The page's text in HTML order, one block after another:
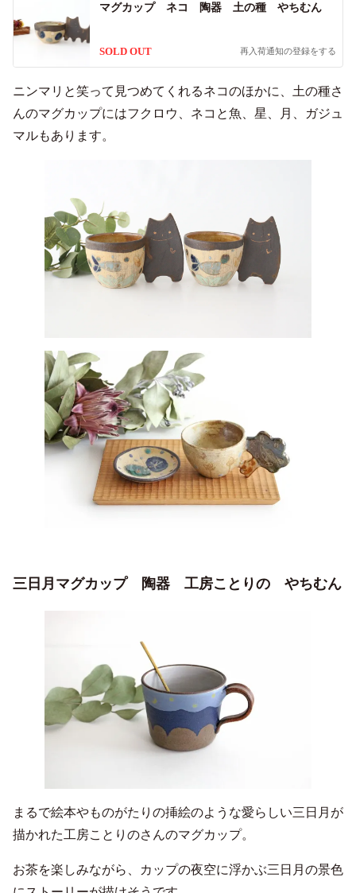
マグカップ ネコ 陶器 土の種 やちむん
SOLD OUT 再入荷通知の登録をする
ニンマリと笑って見つめてくれるネコのほかに、土の種さ
んのマグカップにはフクロウ、ネコと魚、星、月、ガジュ
マルもあります。
三日月マグカップ 陶器 工房ことりの やちむん
まるで絵本やものがたりの挿絵のような愛らしい三日月が
描かれた工房ことりのさんのマグカップ。
お茶を楽しみながら、カップの夜空に浮かぶ三日月の景色